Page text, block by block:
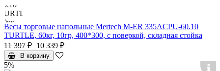
Весы торговые напольные Mertech M-ER 335ACPU-60.10
TURTLE, 60кг, 10гр, 400*300, с поверкой, складная стойка
11 397 ₽ 10 339 ₽
В корзину
5%